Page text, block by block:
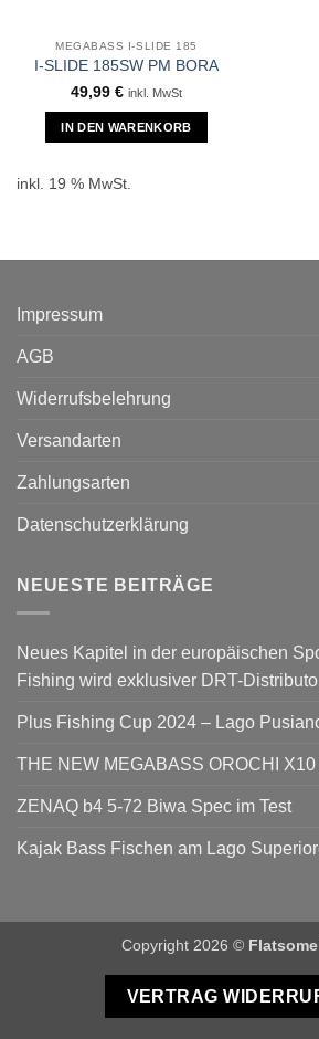
MEGABASS I-SLIDE 185
I-SLIDE 185SW PM BORA
49,99 € inkl. MwSt
IN DEN WARENKORB
inkl. 19 % MwSt.
Impressum
AGB
Widerrufsbelehrung
Versandarten
Zahlungsarten
Datenschutzerklärung
NEUESTE BEITRÄGE
Neues Kapitel in der europäischen
Fishing wird exklusiver DRT-
Plus Fishing Cup 2024 – Lago
THE NEW MEGABASS OROCHI X10
ZENAQ b4 5-72 Biwa Spec im Test
Kajak Bass Fischen am Lago
Copyright 2026 ©
VERTRAG